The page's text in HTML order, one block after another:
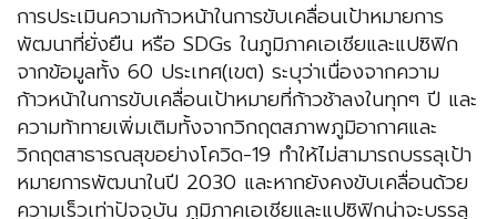
การประเมินความก้าวหน้าในการขับเคลื่อนเป้าหมายการ
พัฒนาที่ยั่งยืน หรือ SDGs ในภูมิภาคเอเชียและแปซิฟิก
จากข้อมูลทั้ง 60 ประเทศ(เขต) ระบุว่าเนื่องจากความ
ก้าวหน้าในการขับเคลื่อนเป้าหมายที่ก้าวช้าลงในทุกๆ ปี และ
ความท้าทายเพิ่มเติมทั้งจากวิกฤตสภาพภูมิอากาศและ
วิกฤตสาธารณสุขอย่างโควิด-19 ทำให้ไม่สามารถบรรลุเป้า
หมายการพัฒนาในปี 2030 และหากยังคงขับเคลื่อนด้วย
ความเร็วเท่าปัจจุบัน ภูมิภาคเอเชียและแปซิฟิกน่าจะบรรลุ